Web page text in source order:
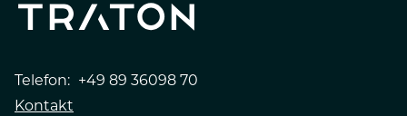
Telefon: +49 89 36098 70
Kontakt